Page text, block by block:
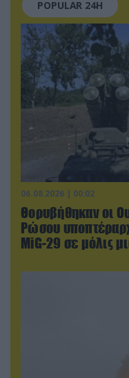
POPULAR 24H
06.08.2026 | 00:02
Θορυβήθηκαν οι
Ρώσου
MiG-29 σε μόλις